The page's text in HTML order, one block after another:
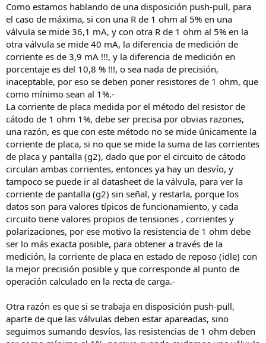
Como estamos hablando de una disposición push-pull, para
el caso de máxima, si con una R de 1 ohm al 5% en una
válvula se mide 36,1 mA, y con otra R de 1 ohm al 5% en la
otra válvula se mide 40 mA, la diferencia de medición de
corriente es de 3,9 mA !!!, y la diferencia de medición en
porcentaje es del 10,8 % !!!, o sea nada de precisión,
inaceptable, por eso se deben poner resistores de 1 ohm, que
como mínimo sean al 1%.-
La corriente de placa medida por el método del resistor de
cátodo de 1 ohm 1%, debe ser precisa por obvias razones,
una razón, es que con este método no se mide únicamente la
corriente de placa, si no que se mide la suma de las corrientes
de placa y pantalla (g2), dado que por el circuito de cátodo
circulan ambas corrientes, entonces ya hay un desvío, y
tampoco se puede ir al datasheet de la válvula, para ver la
corriente de pantalla (g2) sin señal, y restarla, porque los
datos son para valores típicos de funcionamiento, y cada
circuito tiene valores propios de tensiones , corrientes y
polarizaciones, por ese motivo la resistencia de 1 ohm debe
ser lo más exacta posible, para obtener a través de la
medición, la corriente de placa en estado de reposo (idle) con
la mejor precisión posible y que corresponde al punto de
operación calculado en la recta de carga.-
Otra razón es que si se trabaja en disposición push-pull,
aparte de que las válvulas deben estar apareadas, sino
seguimos sumando desvíos, las resistencias de 1 ohm deben